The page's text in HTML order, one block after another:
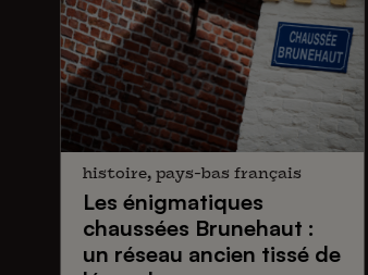
histoire, pays-bas français
Les énigmatiques
chaussées Brunehaut :
un réseau ancien tissé de